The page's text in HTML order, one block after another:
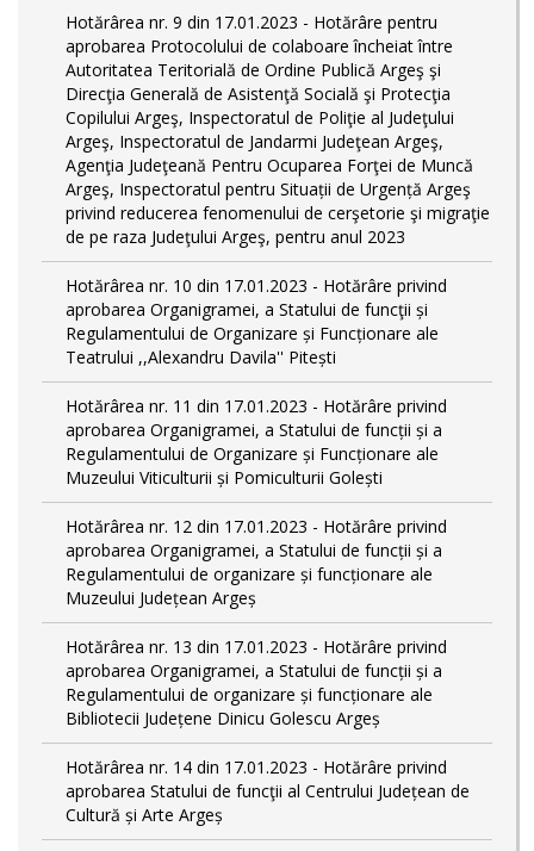
Hotărârea nr. 9 din 17.01.2023 - Hotărâre pentru
aprobarea Protocolului de colaboare încheiat între
Autoritatea Teritorială de Ordine Publică Argeş şi
Direcţia Generală de Asistenţă Socială şi Protecţia
Copilului Argeş, Inspectoratul de Poliţie al Judeţului
Argeş, Inspectoratul de Jandarmi Judeţean Argeş,
Agenţia Judeţeană Pentru Ocuparea Forţei de Muncă
Argeş, Inspectoratul pentru Situații de Urgență Argeş
privind reducerea fenomenului de cerşetorie şi migraţie
de pe raza Judeţului Argeş, pentru anul 2023
Hotărârea nr. 10 din 17.01.2023 - Hotărâre privind
aprobarea Organigramei, a Statului de funcţii și
Regulamentului de Organizare și Funcționare ale
Teatrului ,,Alexandru Davila'' Pitești
Hotărârea nr. 11 din 17.01.2023 - Hotărâre privind
aprobarea Organigramei, a Statului de funcții și a
Regulamentului de Organizare și Funcționare ale
Muzeului Viticulturii și Pomiculturii Golești
Hotărârea nr. 12 din 17.01.2023 - Hotărâre privind
aprobarea Organigramei, a Statului de funcții și a
Regulamentului de organizare și funcționare ale
Muzeului Județean Argeș
Hotărârea nr. 13 din 17.01.2023 - Hotărâre privind
aprobarea Organigramei, a Statului de funcții și a
Regulamentului de organizare și funcționare ale
Bibliotecii Județene Dinicu Golescu Argeș
Hotărârea nr. 14 din 17.01.2023 - Hotărâre privind
aprobarea Statului de funcţii al Centrului Județean de
Cultură și Arte Argeș